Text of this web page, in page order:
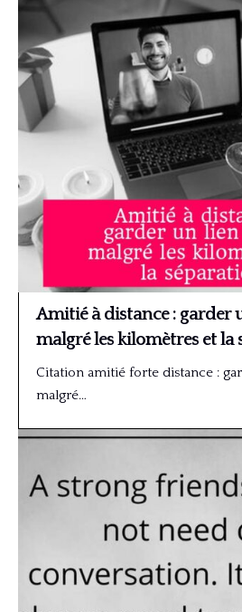
Amitié à distance : garder
malgré les kilomètres et la
Citation amitié forte distance :
malgré…